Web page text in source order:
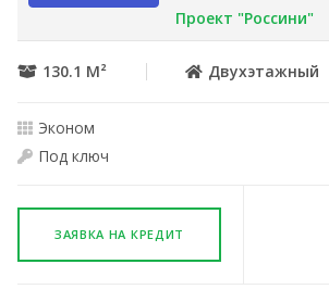
Проект "Россини"
130.1 М² Двухэтажный
Эконом
Под ключ
ЗАЯВКА НА КРЕДИТ